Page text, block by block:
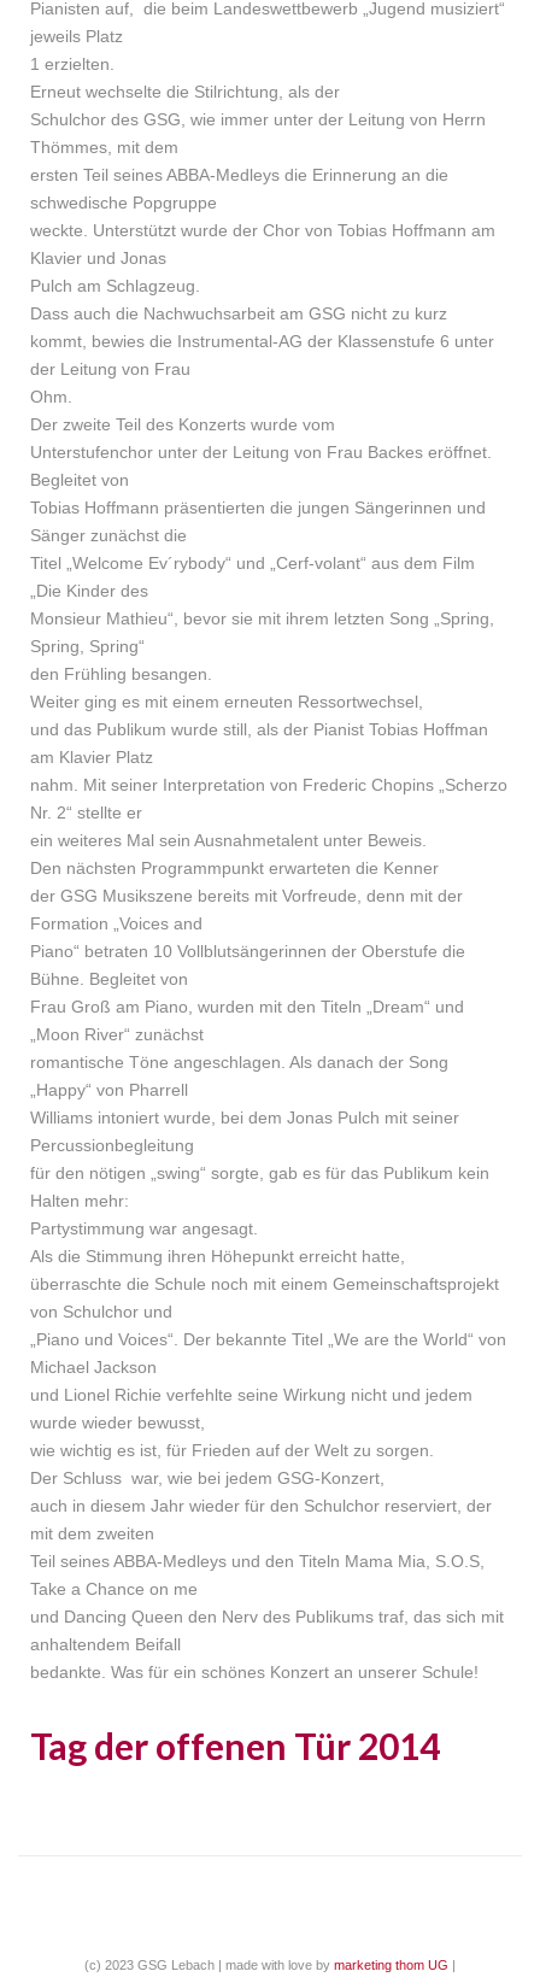
Pianisten auf, die beim Landeswettbewerb „Jugend musiziert“
jeweils Platz
1 erzielten.
Erneut wechselte die Stilrichtung, als der
Schulchor des GSG, wie immer unter der Leitung von Herrn
Thömmes, mit dem
ersten Teil seines ABBA-Medleys die Erinnerung an die
schwedische Popgruppe
weckte. Unterstützt wurde der Chor von Tobias Hoffmann am
Klavier und Jonas
Pulch am Schlagzeug.
Dass auch die Nachwuchsarbeit am GSG nicht zu kurz
kommt, bewies die Instrumental-AG der Klassenstufe 6 unter
der Leitung von Frau
Ohm.
Der zweite Teil des Konzerts wurde vom
Unterstufenchor unter der Leitung von Frau Backes eröffnet.
Begleitet von
Tobias Hoffmann präsentierten die jungen Sängerinnen und
Sänger zunächst die
Titel „Welcome Ev´rybody“ und „Cerf-volant“ aus dem Film
„Die Kinder des
Monsieur Mathieu“, bevor sie mit ihrem letzten Song „Spring,
Spring, Spring“
den Frühling besangen.
Weiter ging es mit einem erneuten Ressortwechsel,
und das Publikum wurde still, als der Pianist Tobias Hoffman
am Klavier Platz
nahm. Mit seiner Interpretation von Frederic Chopins „Scherzo
Nr. 2“ stellte er
ein weiteres Mal sein Ausnahmetalent unter Beweis.
Den nächsten Programmpunkt erwarteten die Kenner
der GSG Musikszene bereits mit Vorfreude, denn mit der
Formation „Voices and
Piano“ betraten 10 Vollblutsängerinnen der Oberstufe die
Bühne. Begleitet von
Frau Groß am Piano, wurden mit den Titeln „Dream“ und
„Moon River“ zunächst
romantische Töne angeschlagen. Als danach der Song
„Happy“ von Pharrell
Williams intoniert wurde, bei dem Jonas Pulch mit seiner
Percussionbegleitung
für den nötigen „swing“ sorgte, gab es für das Publikum kein
Halten mehr:
Partystimmung war angesagt.
Als die Stimmung ihren Höhepunkt erreicht hatte,
überraschte die Schule noch mit einem Gemeinschaftsprojekt
von Schulchor und
„Piano und Voices“. Der bekannte Titel „We are the World“ von
Michael Jackson
und Lionel Richie verfehlte seine Wirkung nicht und jedem
wurde wieder bewusst,
wie wichtig es ist, für Frieden auf der Welt zu sorgen.
Der Schluss war, wie bei jedem GSG-Konzert,
auch in diesem Jahr wieder für den Schulchor reserviert, der
mit dem zweiten
Teil seines ABBA-Medleys und den Titeln Mama Mia, S.O.S,
Take a Chance on me
und Dancing Queen den Nerv des Publikums traf, das sich mit
anhaltendem Beifall
bedankte. Was für ein schönes Konzert an unserer Schule!
Tag der offenen Tür 2014
(c) 2023 GSG Lebach | made with love by marketing thom UG |